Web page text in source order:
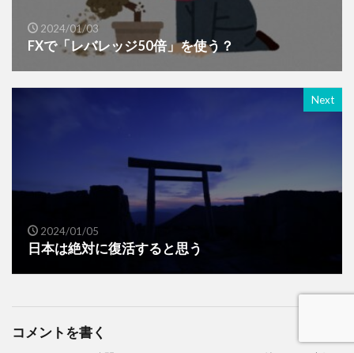
2024/01/03
FXで「レバレッジ50倍」を使う？
Next
2024/01/05
日本は絶対に復活すると思う
コメントを書く